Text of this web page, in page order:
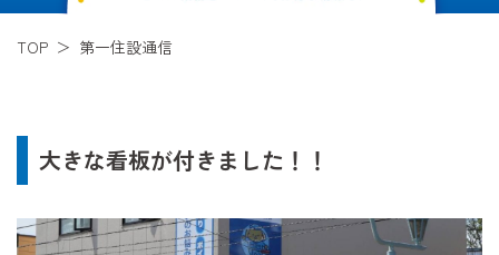
TOP 第一住設通信
大きな看板が付きました！！